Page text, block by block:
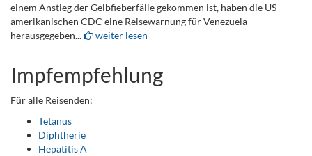
einem Anstieg der Gelbfieberfälle gekommen ist, haben die US-
amerikanischen CDC eine Reisewarnung für Venezuela
herausgegeben...
weiter lesen
Impfempfehlung
Für alle Reisenden:
Tetanus
Diphtherie
Hepatitis A